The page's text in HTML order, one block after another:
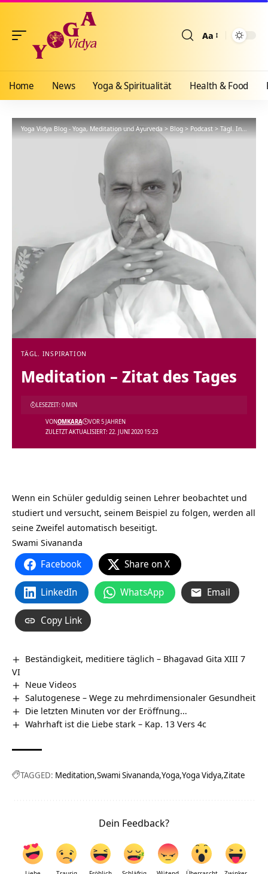
Aa
Home News Yoga & Spiritualität Health & Food
Yoga Vidya Blog - Yoga, Meditation und Ayurveda>Blog>Podcast>Tägl. Inspiration
TÄGL. INSPIRATION
Meditation – Zitat des Tages
ZULETZT AKTUALISIERT: 22. JUNI 2020 15:23
VONOMKARA VOR 5 JAHREN
LESEZEIT: 0 MIN
Wenn ein Schüler geduldig seinen Lehrer beobachtet und
studiert und versucht, seinem Beispiel zu folgen, werden all
seine Zweifel automatisch beseitigt.
Swami Sivananda
Facebook Share on X
LinkedIn WhatsApp Email
Copy Link
Beständigkeit, meditiere täglich – Bhagavad Gita XIII 7
VI
Neue Videos
Salutogenese – Wege zu mehrdimensionaler Gesundheit
Die letzten Minuten vor der Eröffnung…
Wahrhaft ist die Liebe stark – Kap. 13 Vers 4c
TAGGED: Meditation Swami Sivananda Yoga Yoga Vidya Zitate
Dein Feedback?